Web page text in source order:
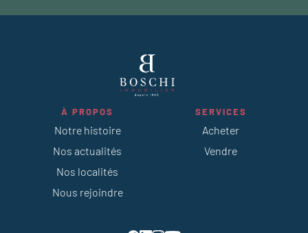
À PROPOS
Notre histoire
Nos actualités
Nos localités
Nous rejoindre
SERVICES
Acheter
Vendre